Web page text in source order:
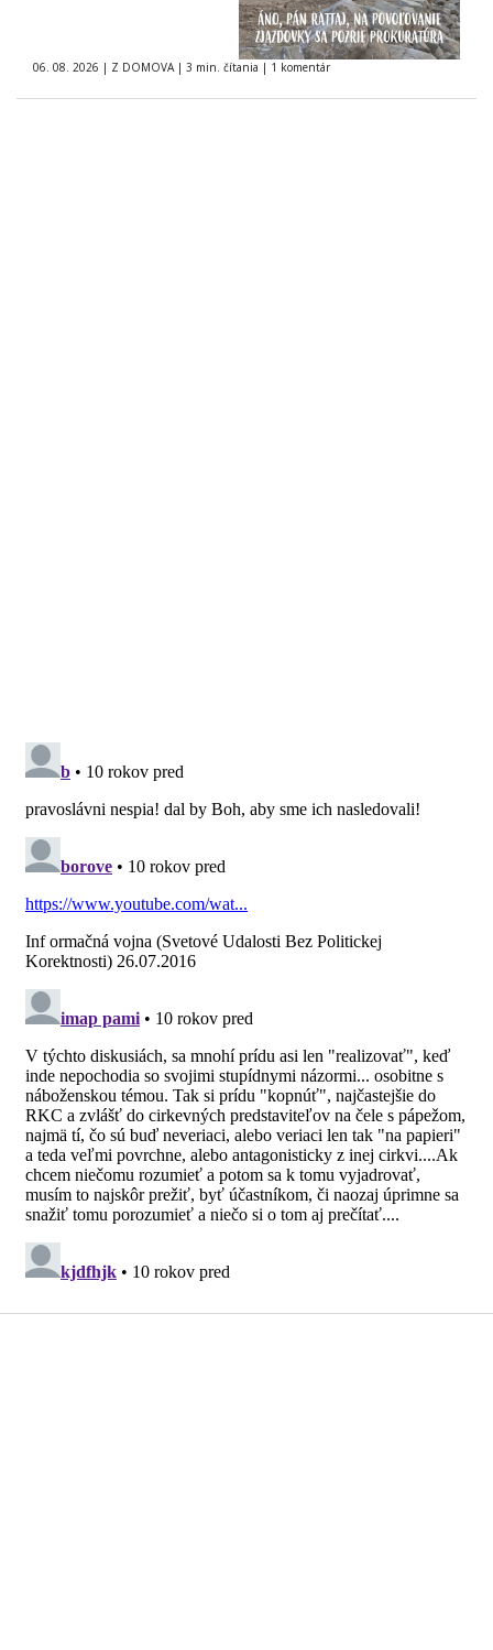
06. 08. 2026 | Z DOMOVA | 3 min. čítania | 1 komentár